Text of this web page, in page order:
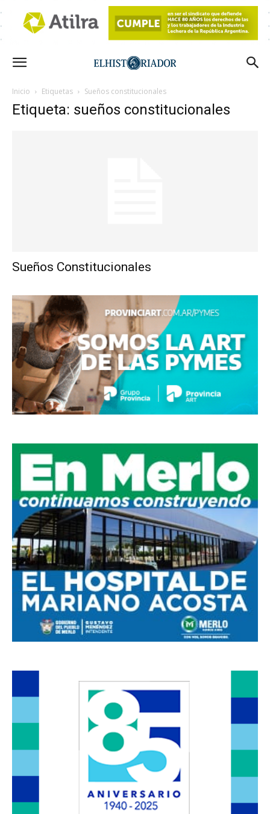
Inicio Etiquetas Sueños constitucionales
Etiqueta: sueños constitucionales
Sueños Constitucionales